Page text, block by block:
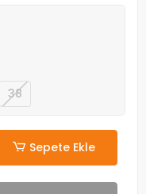
38
Sepete Ekle